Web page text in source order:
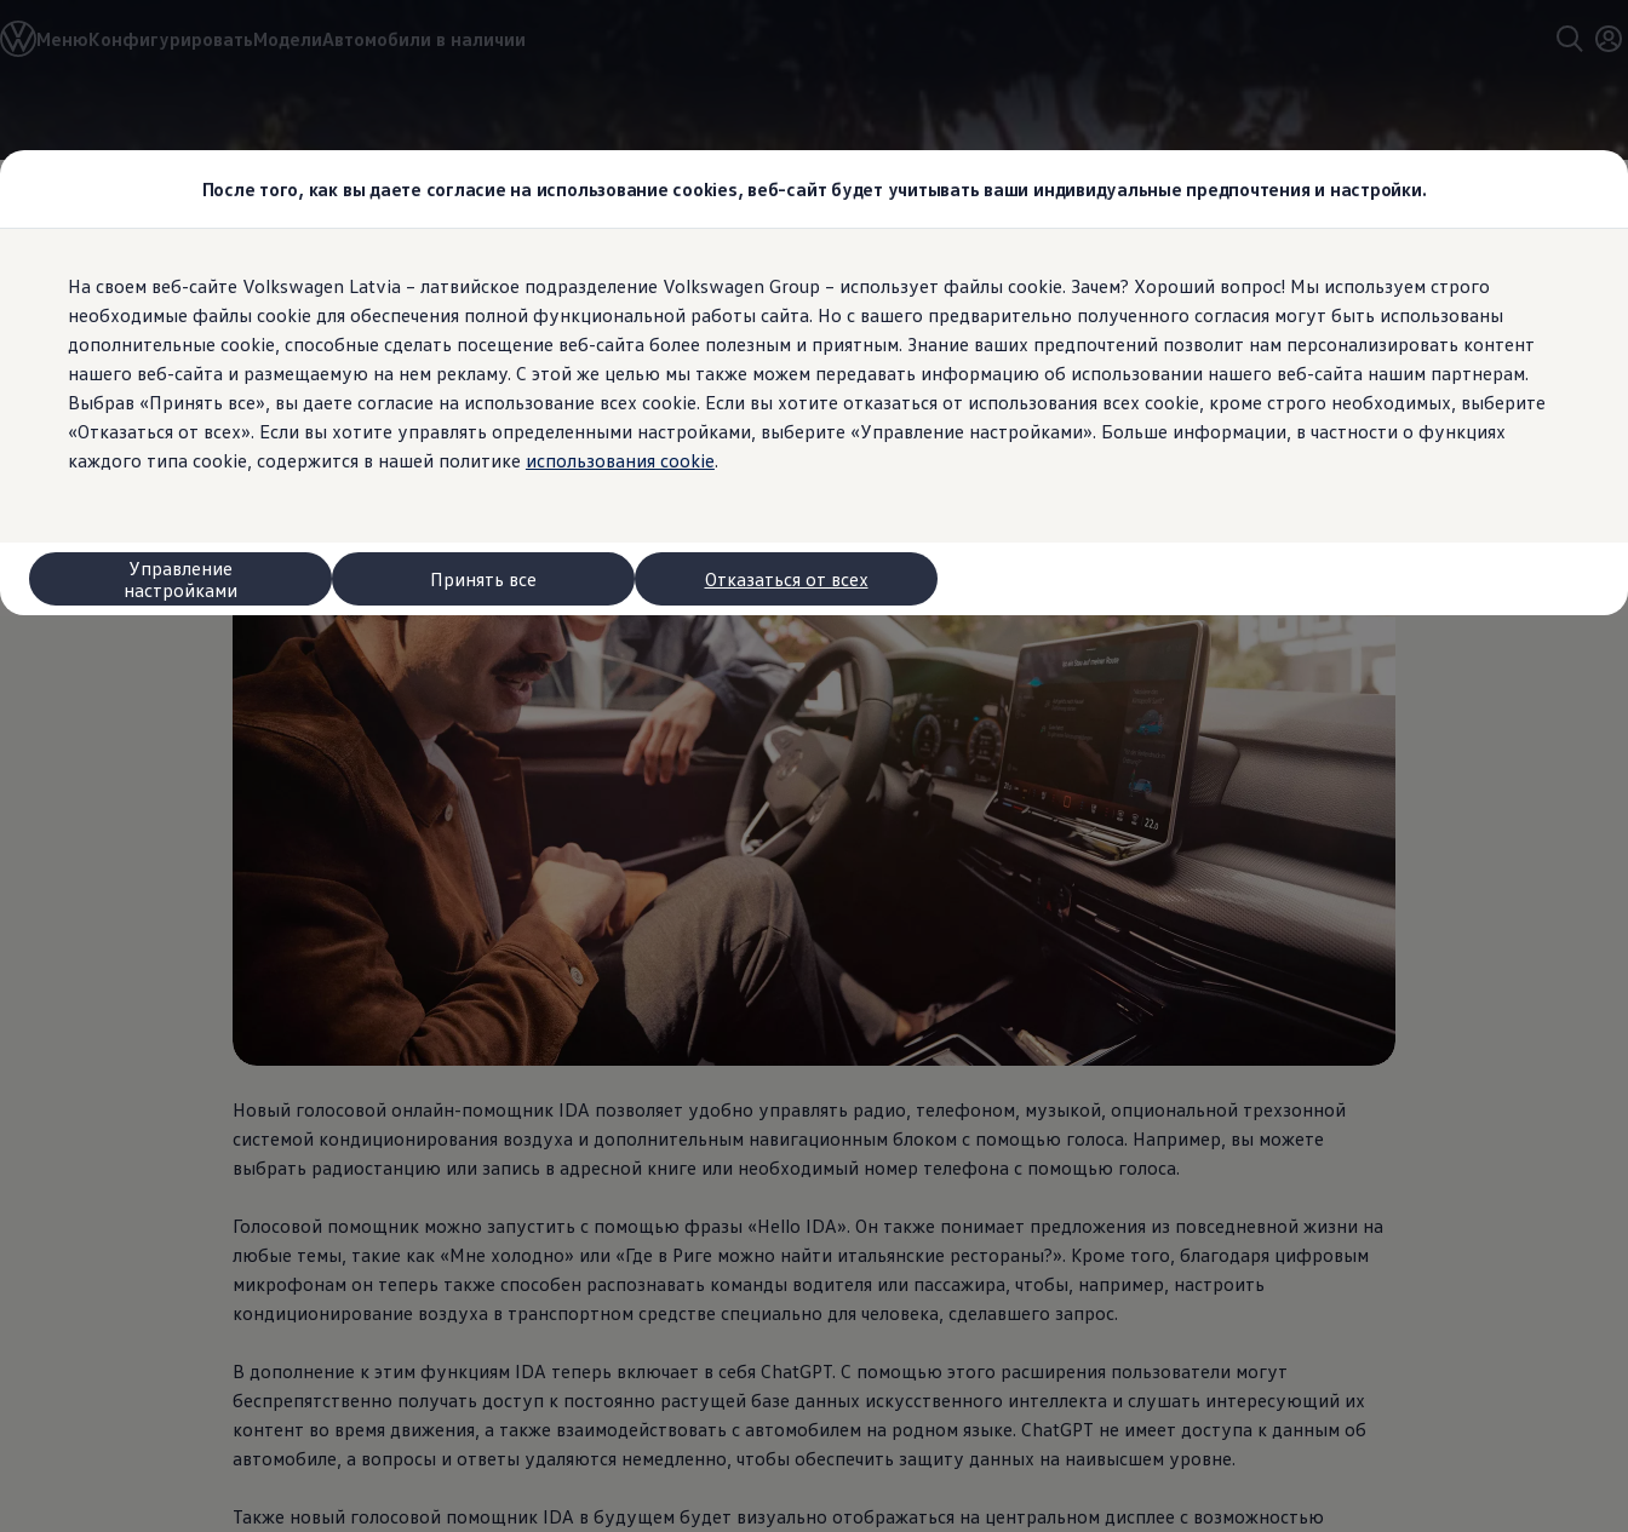
После того, как вы даете согласие на использование cookies, веб-сайт будет учитывать ваши индивидуальные предпочтения и настройки.
На своем веб-сайте Volkswagen Latvia – латвийское подразделение Volkswagen Group – использует файлы cookie. Зачем? Хороший вопрос! Мы используем строго
необходимые файлы cookie для обеспечения полной функциональной работы сайта. Но с вашего предварительно полученного согласия могут быть использованы
дополнительные cookie, способные сделать посещение веб-сайта более полезным и приятным. Знание ваших предпочтений позволит нам персонализировать контент
нашего веб-сайта и размещаемую на нем рекламу. С этой же целью мы также можем передавать информацию об использовании нашего веб-сайта нашим партнерам.
Выбрав «Принять все», вы даете согласие на использование всех cookie. Если вы хотите отказаться от использования всех cookie, кроме строго необходимых, выберите
«Отказаться от всех». Если вы хотите управлять определенными настройками, выберите «Управление настройками». Больше информации, в частности о функциях
каждого типа cookie, содержится в нашей политике использования cookie.
Принять все Отказаться от всех
Управление
настройками
основному
нижнему
МенюКонфигурироватьМоделиАвтомобили в наличии
Выбери свой Volkswagen
Модельный ряд
Автомобильный онлайн-магазин Volkswagen
Лизинг Volkswagen
Взаимодействие в сети простыми словами
VW Connect
Активация
Все службы
VW Connect для Вашего ID.
Обновления (Upgrades)
Car-Net
App-Connect
Fleet Interface Data
Сервис и запчасти
Преимущества Volkswagen
Техобслуживание
Ремонт и проверки
Моторное масло и технические жидкости
Колеса и шины
Помощь при авариях и поломках
Обслуживание автомобилей
Защита кузова и салона
Решения для перевозки и багажа
Развлечения и электроника
Настенная зарядная станция и кабели для зарядки
Переработка и возврат продукции
Кампании по отзыву автомобилей
Предупредительные и контрольные индикаторы
Обновления программного обеспечения
Обновления программного обеспечения для автомобилей с двигателями внутреннего сгорания
Электронное руководство
Отзыв подушек Takata по соображениям безопасности
Голосовой помощник IDA (ограниченное количество языков)
Скажите «Hello!» своему Golf Variant.
Новый голосовой онлайн-помощник IDA позволяет удобно управлять радио, телефоном, музыкой, опциональной трехзонной
системой кондиционирования воздуха и дополнительным навигационным блоком с помощью голоса. Например, вы можете
выбрать радиостанцию или запись в адресной книге или необходимый номер телефона с помощью голоса.
Голосовой помощник можно запустить с помощью фразы «Hello IDA». Он также понимает предложения из повседневной жизни на
любые темы, такие как «Мне холодно» или «Где в Риге можно найти итальянские рестораны?». Кроме того, благодаря цифровым
микрофонам он теперь также способен распознавать команды водителя или пассажира, чтобы, например, настроить
кондиционирование воздуха в транспортном средстве специально для человека, сделавшего запрос.
В дополнение к этим функциям IDA теперь включает в себя ChatGPT. С помощью этого расширения пользователи могут
беспрепятственно получать доступ к постоянно растущей базе данных искусственного интеллекта и слушать интересующий их
контент во время движения, а также взаимодействовать с автомобилем на родном языке. ChatGPT не имеет доступа к данным об
автомобиле, а вопросы и ответы удаляются немедленно, чтобы обеспечить защиту данных на наивысшем уровне.
Также новый голосовой помощник IDA в будущем будет визуально отображаться на центральном дисплее с возможностью